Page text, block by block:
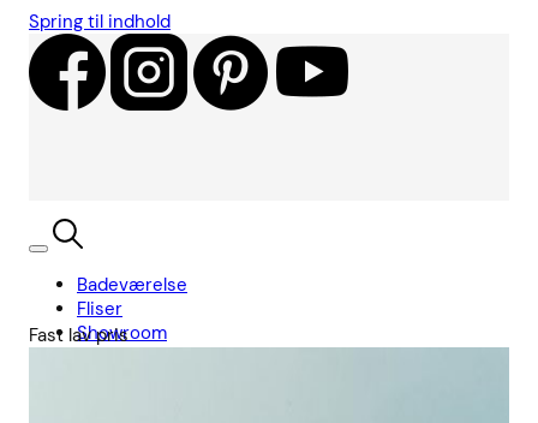
Spring til indhold
Badeværelse
Fliser
Showroom
Fast lav pris